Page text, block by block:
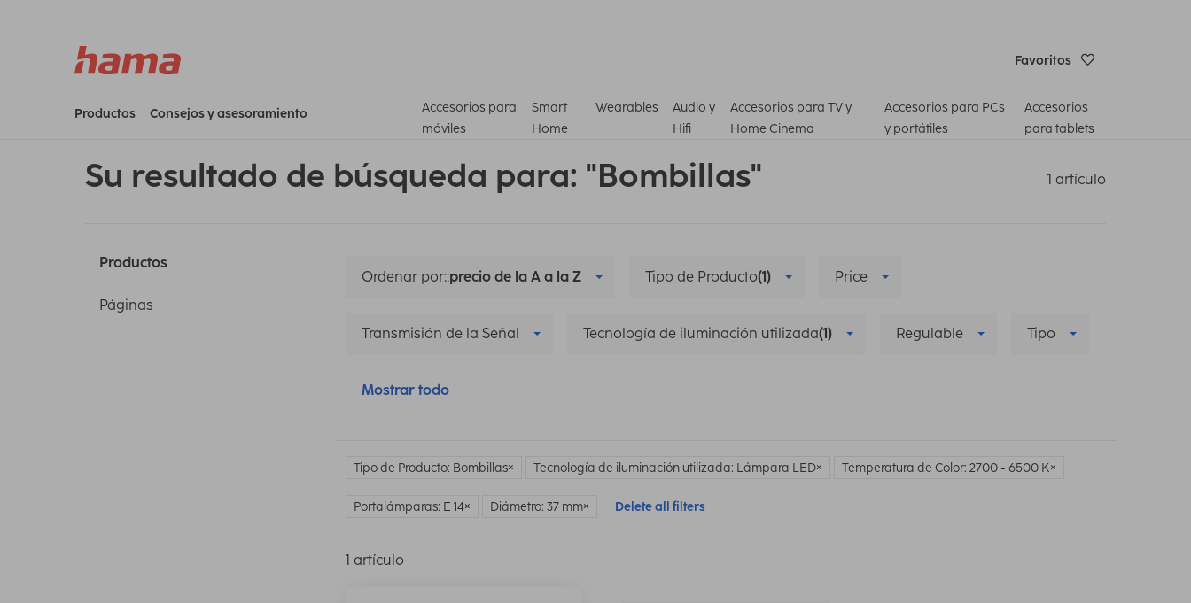
Favoritos
Productos Consejos y asesoramiento
Accesorios para
móviles
Smart
Home
Wearables
Audio y
Hifi
Accesorios para TV y
Home Cinema
Accesorios para PCs
y portátiles
Accesorios
para tablets
Su resultado de búsqueda para: "Bombillas" 1 artículo
Productos
Páginas
Ordenar por::precio de la A a la Z Tipo de Producto(1) Price
Transmisión de la Señal Tecnología de iluminación utilizada(1) Regulable Tipo
Mostrar todo
Tipo de Producto: Bombillas Tecnología de iluminación utilizada: Lámpara LED Temperatura de Color: 2700 - 6500 K
Portalámparas: E 14 Diámetro: 37 mm Delete all filters
1 artículo